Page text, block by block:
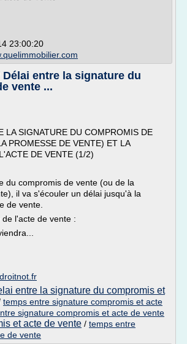
23:00:20
Délai entre la signature du
vente ...
LA SIGNATURE DU COMPROMIS DE
PROMESSE DE VENTE) ET LA
DE VENTE (1/2)
du compromis de vente (ou de la
il va s'écouler un délai jusqu'à la
de vente.
l'acte de vente :
entre la signature du compromis et
temps entre signature compromis et acte
signature compromis et acte de vente
et acte de vente / temps entre
de vente